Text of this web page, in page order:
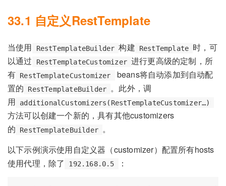
33.1 自定义RestTemplate
当使用 RestTemplateBuilder 构建 RestTemplate 时，可
以通过
RestTemplateCustomizer 进行更高级的定制，所
有 RestTemplateCustomizer
beans将自动添加到自动配
置的
RestTemplateBuilder 。此外，调
用
additionalCustomizers(RestTemplateCustomizer…)
方法可以创建一个新的，具有其他customizers
的
RestTemplateBuilder 。
以下示例演示使用自定义器（customizer）配置所有hosts
使用代理，除了
192.168.0.5 ：